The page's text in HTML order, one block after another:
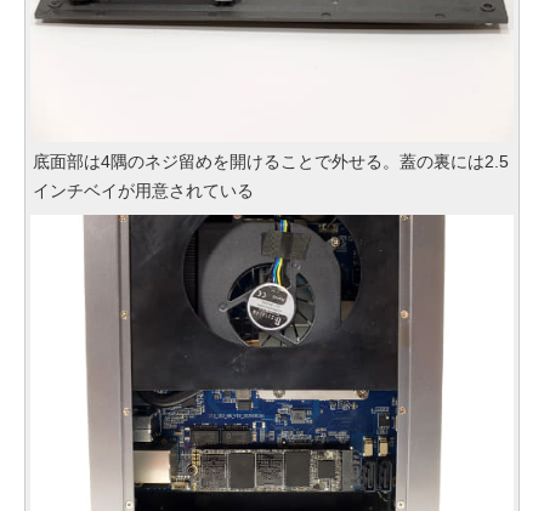
底面部は4隅のネジ留めを開けることで外せる。蓋の裏には2.5
インチベイが用意されている